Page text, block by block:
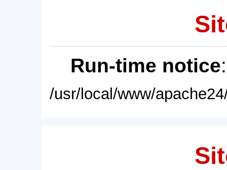
Run-time notice
/usr/local/www/